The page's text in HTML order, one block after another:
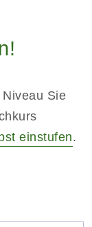
Sie
einstufen.